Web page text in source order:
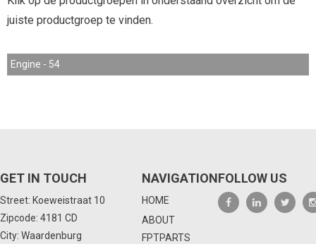
juiste productgroep te vinden.
Engine - 54
GET IN TOUCH
Street: Koeweistraat 10
Zipcode: 4181 CD
City: Waardenburg
NAVIGATION
HOME
ABOUT
FPTPARTS
FOLLOW US